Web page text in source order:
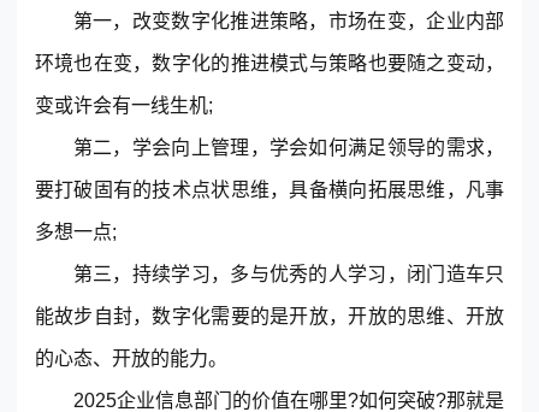
第一，改变数字化推进策略，市场在变，企业内部
环境也在变，数字化的推进模式与策略也要随之变动，
变或许会有一线生机;
第二，学会向上管理，学会如何满足领导的需求，
要打破固有的技术点状思维，具备横向拓展思维，凡事
多想一点;
第三，持续学习，多与优秀的人学习，闭门造车只
能故步自封，数字化需要的是开放，开放的思维、开放
的心态、开放的能力。
2025企业信息部门的价值在哪里?如何突破?那就是